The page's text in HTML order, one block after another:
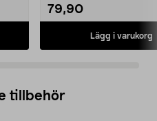
79,90
Lägg i varukorg
tillbehör